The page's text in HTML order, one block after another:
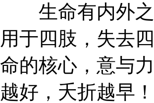
生命有内外之
用于四肢，失去
命的核心，意与
越好，夭折越早